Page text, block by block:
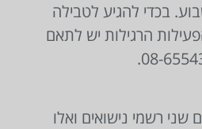
בכדי להגיע לטבילה
הרגילות יש לתאם
שני רשמי נישואים ואלו